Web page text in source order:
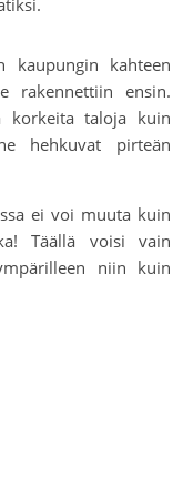
kaupungin kahteen
rakennettiin ensin.
korkeita taloja kuin
hehkuvat pirteän
ei voi muuta kuin
Täällä voisi vain
niin kuin